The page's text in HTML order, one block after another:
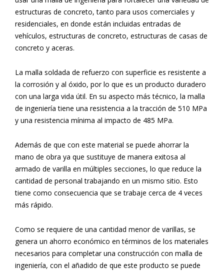
estructuras de concreto, tanto para usos comerciales y
residenciales, en donde están incluidas entradas de
vehículos, estructuras de concreto, estructuras de casas de
concreto y aceras.
La malla soldada de refuerzo con superficie es resistente a
la corrosión y al óxido, por lo que es un producto duradero
con una larga vida útil. En su aspecto más técnico, la malla
de ingeniería tiene una resistencia a la tracción de 510 MPa
y una resistencia mínima al impacto de 485 MPa.
Además de que con este material se puede ahorrar la
mano de obra ya que sustituye de manera exitosa al
armado de varilla en múltiples secciones, lo que reduce la
cantidad de personal trabajando en un mismo sitio. Esto
tiene como consecuencia que se trabaje cerca de 4 veces
más rápido.
Como se requiere de una cantidad menor de varillas, se
genera un ahorro económico en términos de los materiales
necesarios para completar una construcción con malla de
ingeniería, con el añadido de que este producto se puede